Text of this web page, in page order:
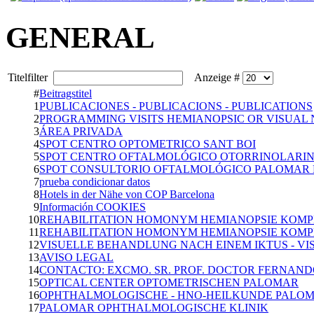
GENERAL
Titelfilter
Anzeige #
#Beitragstitel
1PUBLICACIONES - PUBLICACIONS - PUBLICATIONS
2PROGRAMMING VISITS HEMIANOPSIC OR VISUAL
3ÁREA PRIVADA
4SPOT CENTRO OPTOMETRICO SANT BOI
5SPOT CENTRO OFTALMOLÓGICO
6SPOT CONSULTORIO OFTALMOLÓGICO PALOMAR
7prueba condicionar datos
8Hotels in der Nähe von COP Barcelona
9Información COOKIES
10REHABILITATION HOMONYM HEMIANOPSIE
11REHABILITATION HOMONYM HEMIANOPSIE
12VISUELLE BEHANDLUNG NACH EINEM IKTUS -
13AVISO LEGAL
14CONTACTO: EXCMO. SR. PROF. DOCTOR
15OPTICAL CENTER OPTOMETRISCHEN PALOMAR
16OPHTHALMOLOGISCHE - HNO-HEILKUNDE
17PALOMAR OPHTHALMOLOGISCHE KLINIK